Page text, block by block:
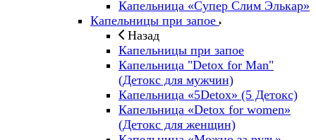
Капельница «Супер Слим Элькар»
Капельницы при запое
Назад
Капельницы при запое
Капельница "Detox for Man"
(Детокс для мужчин)
Капельница «5Detox» (5 Детокс)
Капельница «Detox for women»
(Детокс для женщин)